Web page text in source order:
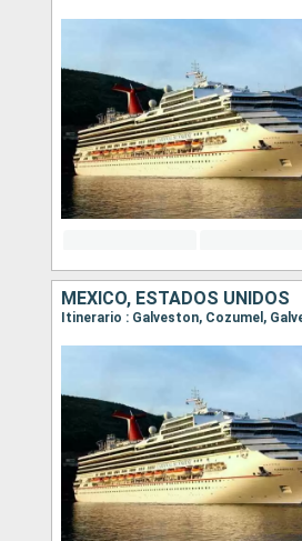
MÉXICO, ESTADOS UNIDOS
Itinerario : Galveston, Cozumel,